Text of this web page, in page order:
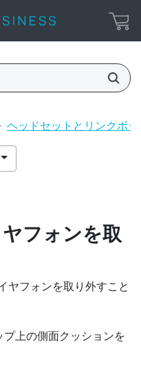
ヘッドセットとリンクボ
フォンを取
ヤフォンを取り外すこと
上の側面クッションを